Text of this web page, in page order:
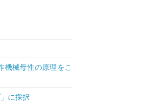
機械母性の原理をこ
に採択